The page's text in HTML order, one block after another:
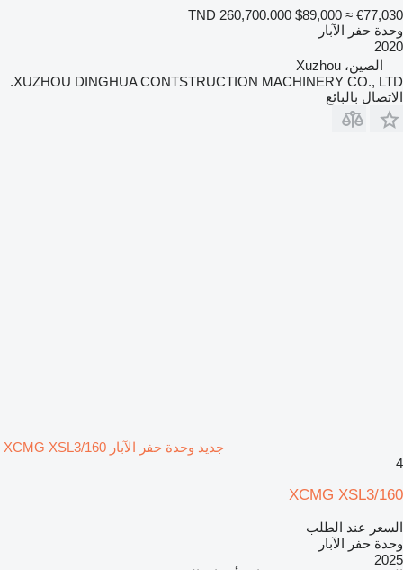
TND 260,700.000 $89,000 ≈ €77,030
وحدة حفر الآبار
2020
الصين، Xuzhou
XUZHOU DINGHUA CONTSTRUCTION MACHINERY CO., LTD.
الاتصال بالبائع
جديد وحدة حفر الآبار XCMG XSL3/160
4
XCMG XSL3/160
السعر عند الطلب
وحدة حفر الآبار
2025